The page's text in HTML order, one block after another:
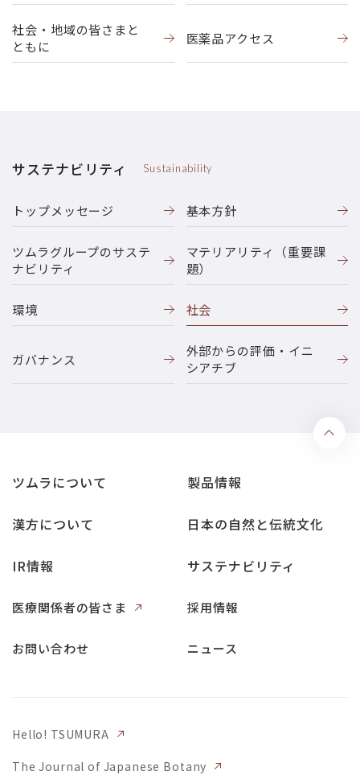
社会・地域の皆さまと
ともに
医薬品アクセス
サステナビリティ Sustainability
トップメッセージ 基本方針
ツムラグループのサステ
ナビリティ
マテリアリティ（重要課
題）
環境 社会
ガバナンス
外部からの評価・イニ
シアチブ
ツムラについて 製品情報
漢方について 日本の自然と伝統文化
IR情報 サステナビリティ
医療関係者の皆さま 採用情報
お問い合わせ ニュース
Hello! TSUMURA
The Journal of Japanese Botany